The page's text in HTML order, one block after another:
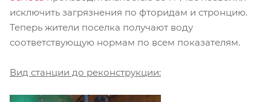
исключить загрязнения по фторидам и стронцию.
Теперь жители поселка получают воду
соответствующую нормам по всем показателям.
Вид станции до реконструкции: